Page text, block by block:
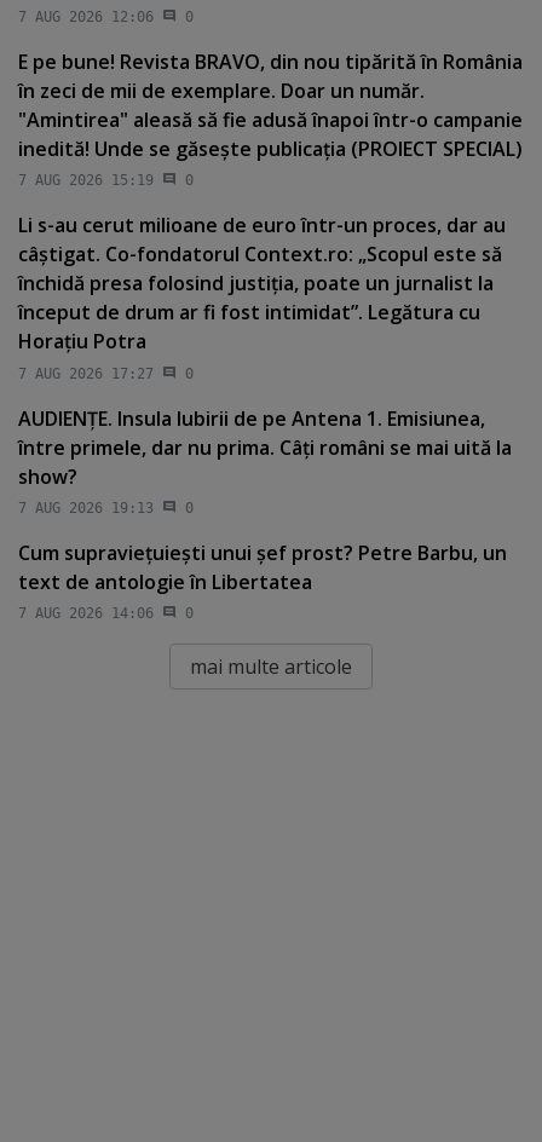
7 AUG 2026 12:06 0
E pe bune! Revista BRAVO, din nou tipărită în România
în zeci de mii de exemplare. Doar un număr.
"Amintirea" aleasă să fie adusă înapoi într-o campanie
inedită! Unde se găseşte publicaţia (PROIECT SPECIAL)
7 AUG 2026 15:19 0
Li s-au cerut milioane de euro într-un proces, dar au
câştigat. Co-fondatorul Context.ro: „Scopul este să
închidă presa folosind justiţia, poate un jurnalist la
început de drum ar fi fost intimidat”. Legătura cu
Horaţiu Potra
7 AUG 2026 17:27 0
AUDIENŢE. Insula Iubirii de pe Antena 1. Emisiunea,
între primele, dar nu prima. Câţi români se mai uită la
show?
7 AUG 2026 19:13 0
Cum supravieţuieşti unui şef prost? Petre Barbu, un
text de antologie în Libertatea
7 AUG 2026 14:06 0
mai multe articole